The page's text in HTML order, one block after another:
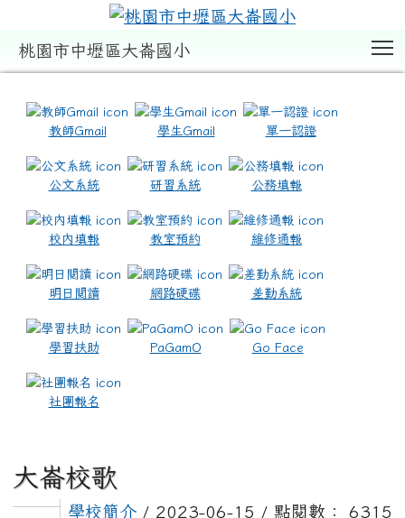
桃園市中壢區大崙國小
教師Gmail 學生Gmail 單一認證
公文系統 研習系統 公務填報
校內填報 教室預約 維修通報
明日閱讀 網路硬碟 差勤系統
學習扶助 PaGamO Go Face
社團報名
大崙校歌
學校簡介 / 2023-06-15 / 點閱數： 6315